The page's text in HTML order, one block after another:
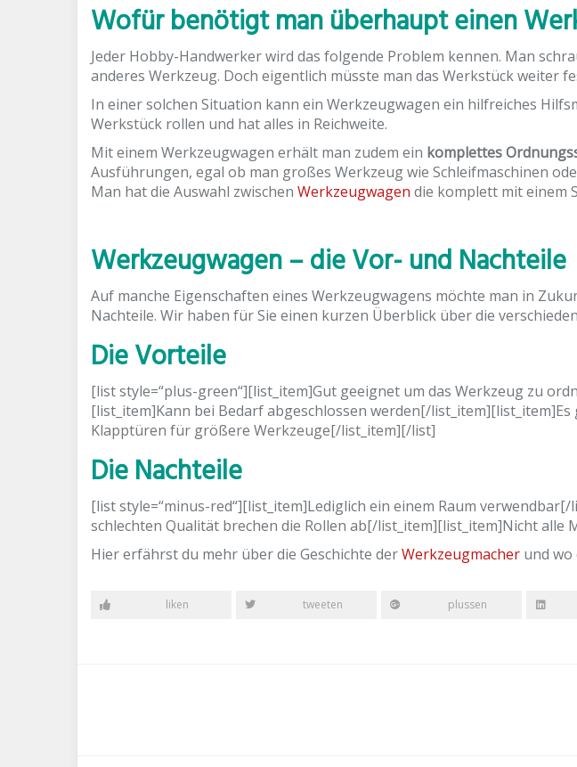
Wofür benötigt man überhaupt einen
Jeder Hobby-Handwerker wird das folgende Problem kennen. Man
anderes Werkzeug. Doch eigentlich müsste man das Werkstück weiter
In einer solchen Situation kann ein Werkzeugwagen ein hilfreiches
Werkstück rollen und hat alles in Reichweite.
Mit einem Werkzeugwagen erhält man zudem ein komplettes
Ausführungen, egal ob man großes Werkzeug wie Schleifmaschinen
Man hat die Auswahl zwischen Werkzeugwagen die komplett mit einem
Werkzeugwagen – die Vor- und Nachteile
Auf manche Eigenschaften eines Werkzeugwagens möchte man in
Nachteile. Wir haben für Sie einen kurzen Überblick über die
Die Vorteile
[list style=“plus-green“][list_item]Gut geeignet um das Werkzeug zu
[list_item]Kann bei Bedarf abgeschlossen werden[/
Klapptüren für größere Werkzeuge[/list_item][/list]
Die Nachteile
[list style=“minus-red“][list_item]Lediglich ein einem Raum
schlechten Qualität brechen die Rollen ab[/list_item][list_item]Nicht
Hier erfährst du mehr über die Geschichte derWerkzeugmacher und wo
liken tweeten plussen